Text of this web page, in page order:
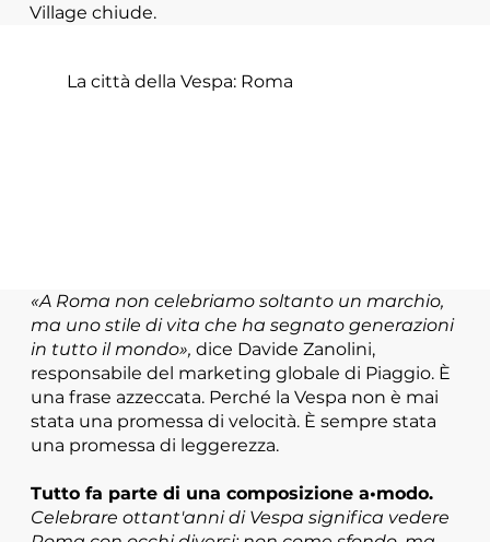
Village chiude.
La città della Vespa: Roma
«A Roma non celebriamo soltanto un marchio,
ma uno stile di vita che ha segnato generazioni
in tutto il mondo», dice Davide Zanolini,
responsabile del marketing globale di Piaggio. È
una frase azzeccata. Perché la Vespa non è mai
stata una promessa di velocità. È sempre stata
una promessa di leggerezza.
Tutto fa parte di una composizione a•modo.
Celebrare ottant'anni di Vespa significa vedere